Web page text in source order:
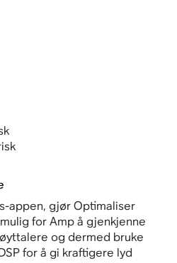
appen, gjørOptimaliser
for Ampå gjenkjenne
og dermed bruke
for å gi kraftigere lyd